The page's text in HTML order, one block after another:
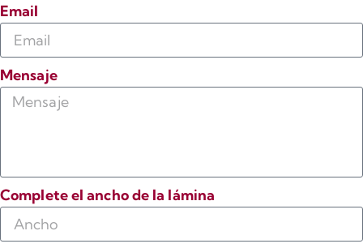
Email
Mensaje
Complete el ancho de la lámina